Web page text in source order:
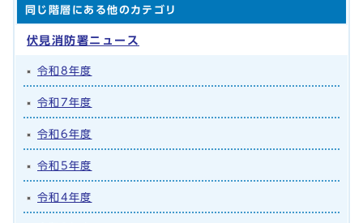
同じ階層にある他のカテゴリ
伏見消防署ニュース
令和8年度
令和7年度
令和6年度
令和5年度
令和4年度